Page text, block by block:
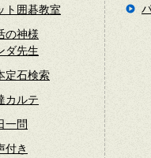
ト囲碁教室
の神様
ダ先生
定石検索
カルテ
一問
付き